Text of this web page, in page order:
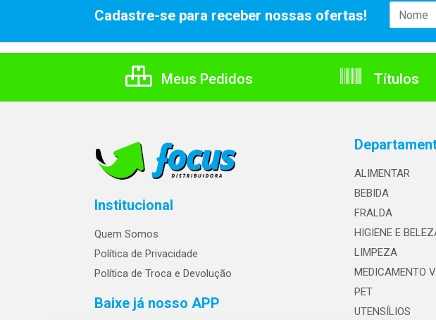
Cadastre-se para receber nossas ofertas!
Meus Pedidos Títulos
Institucional
Quem Somos
Política de Privacidade
Política de Troca e Devolução
Baixe já nosso APP
ALIMENTAR
BEBIDA
FRALDA
HIGIENE E
LIMPEZA
MEDICAMENTO
PET
UTENSÍLIOS